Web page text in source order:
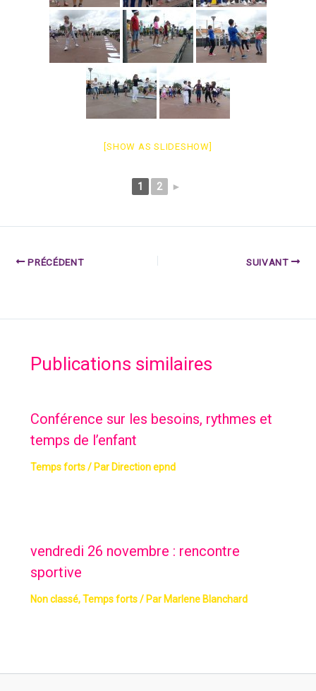
[SHOW AS SLIDESHOW]
1 2 ►
PRÉCÉDENT SUIVANT
Publications similaires
Conférence sur les besoins, rythmes et
temps de l’enfant
Temps forts/ Par Direction epnd
vendredi 26 novembre : rencontre
sportive
Non classé,Temps forts/ Par Marlene Blanchard